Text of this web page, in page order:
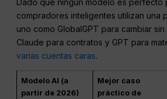
Dado que ningún modelo es perfecto
compradores inteligentes utilizan una
uno como GlobalGPT para cambiar
Claude para contratos y GPT para
varias cuentas caras.
Modelo AI (a
partir de 2026)
Mejor caso
práctico de